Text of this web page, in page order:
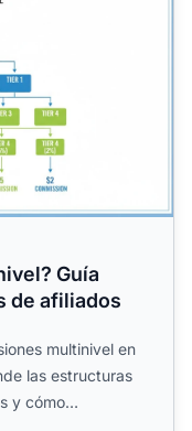
Guía
de afiliados
multinivel en
las estructuras
y cómo